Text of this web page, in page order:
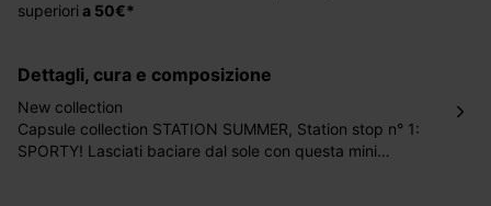
superiori a 50€*
ordinazione, al costo di 4 € per ordini inferiori a 50 €.
Hai 30 gg. per restituire o cambiare gli articoli a
decorrere dalla data dell’avvenuta ricezione.
Aiuto
dettagli, cura e composizione
New collection
Capsule collection STATION SUMMER, Station stop n° 1:
SPORTY! Lasciati baciare dal sole con questa mini